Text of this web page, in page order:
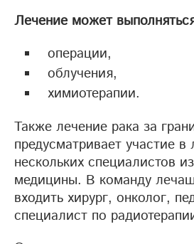
Лечение может
операции,
облучения,
химиотерапии.
Также лечение рака за
предусматривает участие в
нескольких специалистов
медицины. В команду
входить хирург, онколог,
специалист по